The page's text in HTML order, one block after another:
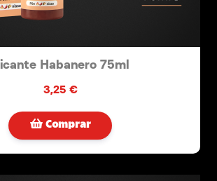
Habanero 75ml
3,25 €
Comprar